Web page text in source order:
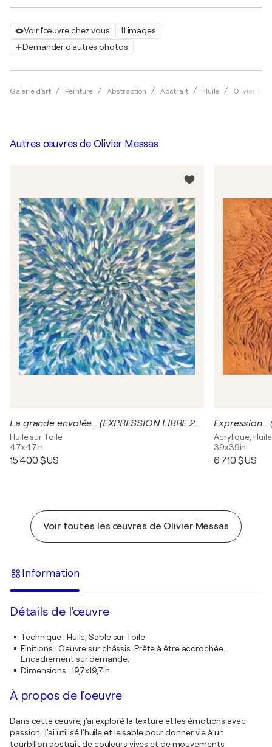
Voir l'œuvre chez vous
11 images
Demander d'autres photos
Galerie d'art Peinture Abstraction Abstrait Huile Olivier
Autres œuvres de Olivier Messas
La grande envolée… (EXPRESSION LIBRE 2024)
Huile sur Toile
47x47in
15 400 $US
Expression…
Acrylique,
39x39in
6 710 $US
Voir toutes les œuvres de Olivier Messas
Information
Détails de l'œuvre
Technique: Huile, Sable sur Toile
Finitions : Oeuvre sur châssis. Prête à être accrochée.
Encadrement sur demande.
Dimensions : 19,7x19,7in
À propos de l'oeuvre
Dans cette œuvre, j'ai exploré la texture et les émotions avec
passion. J'ai utilisé l'huile et le sable pour donner vie à un
tourbillon abstrait de couleurs vives et de mouvements